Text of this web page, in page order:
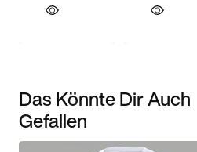
Das Könnte Dir Auch
Gefallen